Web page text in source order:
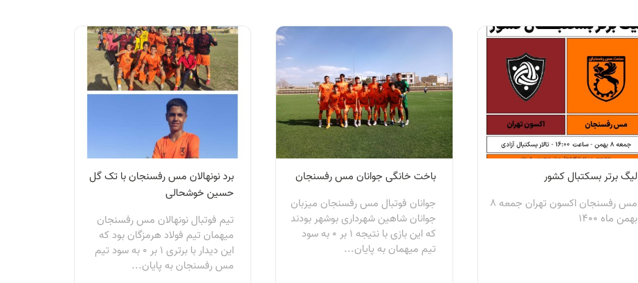
لیگ برتر بسکتبال کشور
مس رفسنجان اکسون تهران جمعه 8
بهمن ماه 1400
باخت خانگی جوانان مس رفسنجان
جوانان فوتبال مس رفسنجان میزبان
جوانان شاهین شهرداری بوشهر بودند
که این بازی با نتیجه 1 بر 0 به سود
تیم میهمان به پایان...
برد نونهالان مس رفسنجان با تک گل
حسین خوشحالی
تیم فوتبال نونهالان مس رفسنجان
میهمان تیم فولاد هرمزگان بود که
این دیدار با برتری 1 بر 0 به سود تیم
مس رفسنجان به پایان...